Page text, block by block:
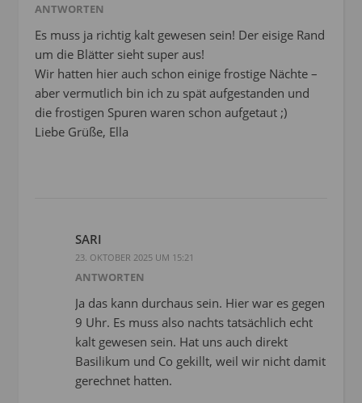
ANTWORTEN
Es muss ja richtig kalt gewesen sein! Der eisige Rand
um die Blätter sieht super aus!
Wir hatten hier auch schon einige frostige Nächte –
aber vermutlich bin ich zu spät aufgestanden und
die frostigen Spuren waren schon aufgetaut ;)
Liebe Grüße, Ella
SARI
23. OKTOBER 2025 UM 15:21
ANTWORTEN
Ja das kann durchaus sein. Hier war es gegen
9 Uhr. Es muss also nachts tatsächlich echt
kalt gewesen sein. Hat uns auch direkt
Basilikum und Co gekillt, weil wir nicht damit
gerechnet hatten.